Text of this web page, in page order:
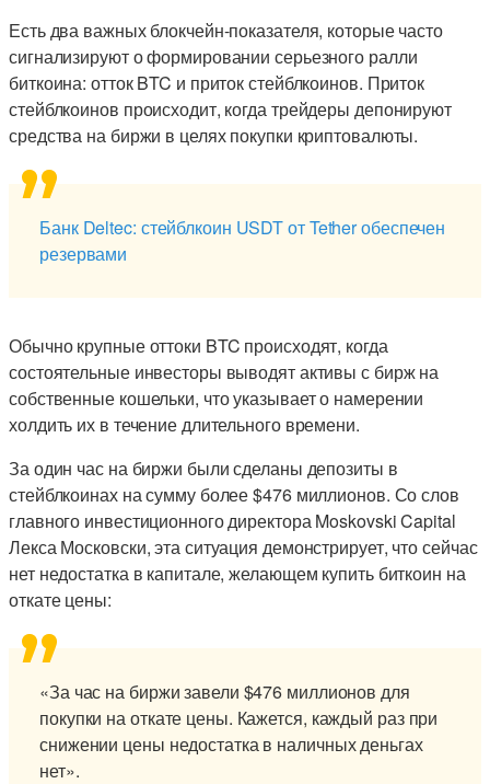
Есть два важных блокчейн-показателя, которые часто
сигнализируют о формировании серьезного ралли
биткоина: отток BTC и приток стейблкоинов. Приток
стейблкоинов происходит, когда трейдеры депонируют
средства на биржи в целях покупки криптовалюты.
Банк Deltec: стейблкоин USDT от Tether обеспечен
резервами
Обычно крупные оттоки BTC происходят, когда
состоятельные инвесторы выводят активы с бирж на
собственные кошельки, что указывает о намерении
холдить их в течение длительного времени.
За один час на биржи были сделаны депозиты в
стейблкоинах на сумму более $476 миллионов. Со слов
главного инвестиционного директора Moskovski Capital
Лекса Московски, эта ситуация демонстрирует, что сейчас
нет недостатка в капитале, желающем купить биткоин на
откате цены:
«За час на биржи завели $476 миллионов для
покупки на откате цены. Кажется, каждый раз при
снижении цены недостатка в наличных деньгах
нет».